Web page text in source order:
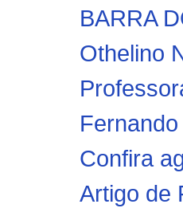
BARRA
Othelino
Confira
Artigo de